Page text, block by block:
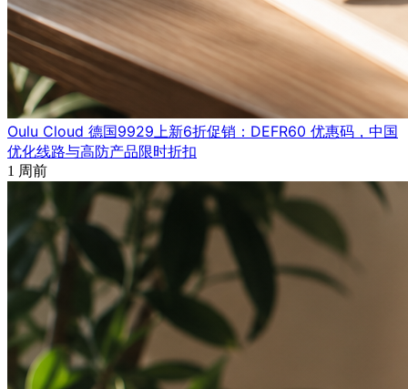
Oulu Cloud 德国9929上新6折促销：DEFR60 优惠码，中国
优化线路与高防产品限时折扣
1 周前